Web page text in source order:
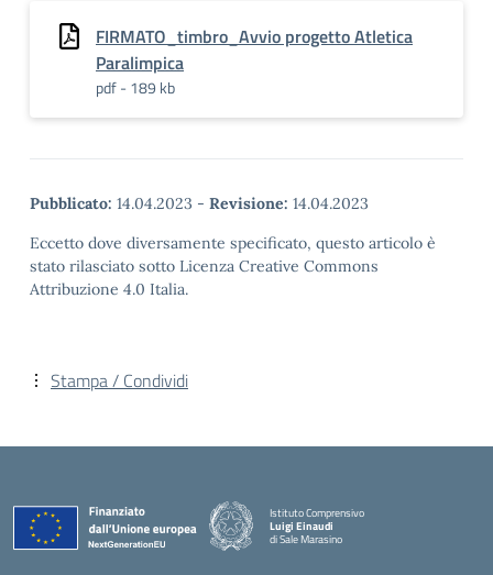
FIRMATO_timbro_Avvio progetto Atletica
Paralimpica
pdf - 189 kb
Pubblicato: 14.04.2023 - Revisione: 14.04.2023
Eccetto dove diversamente specificato, questo articolo è
stato rilasciato sotto Licenza Creative Commons
Attribuzione 4.0 Italia.
Stampa / Condividi
Istituto Comprensivo
Luigi Einaudi
di Sale Marasino